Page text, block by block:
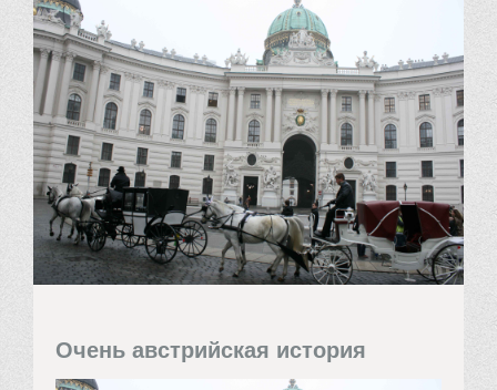
Очень австрийская история